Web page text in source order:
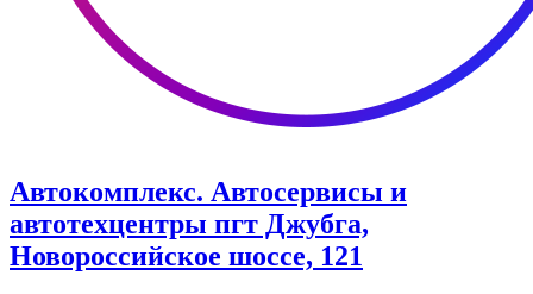
Автокомплекс. Автосервисы и
автотехцентры пгт Джубга,
Новороссийское шоссе, 121